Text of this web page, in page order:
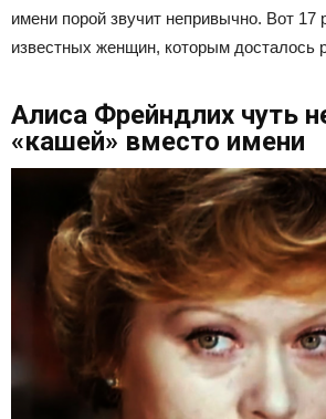
имени порой звучит непривычно. Вот 17
известных женщин, которым досталось
Алиса Фрейндлих чуть
«кашей» вместо имени